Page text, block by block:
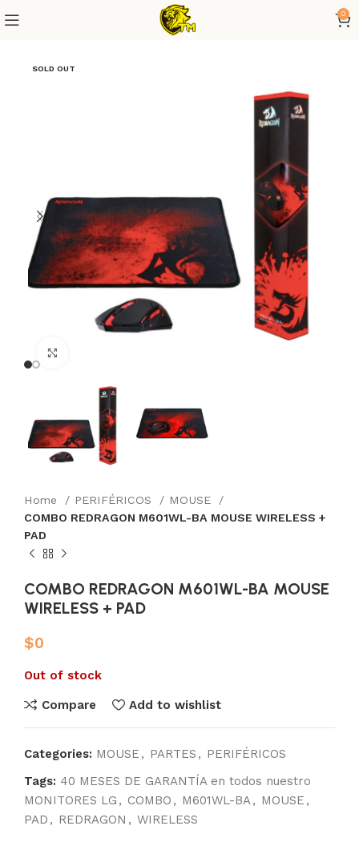
0
SOLD OUT
Home PERIFÉRICOS
MOUSE
COMBO REDRAGON M601WL-BA MOUSE WIRELESS +
PAD
COMBO REDRAGON M601WL-BA MOUSE
WIRELESS + PAD
$0
Out of stock
Compare Add to wishlist
Categories: MOUSE , PARTES , PERIFÉRICOS
Tags: 40 MESES DE GARANTÍA en todos nuestro
MONITORES LG , COMBO , M601WL-BA, MOUSE ,
PAD , REDRAGON , WIRELESS